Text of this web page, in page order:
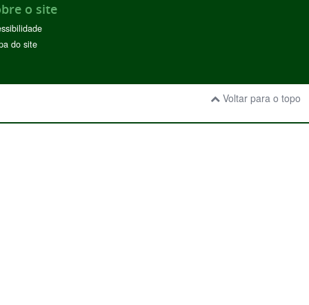
o site
do site
Voltar para o topo